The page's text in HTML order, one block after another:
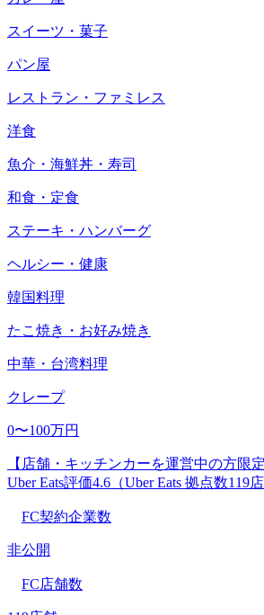
スイーツ・菓子
パン屋
レストラン・ファミレス
洋食
魚介・海鮮丼・寿司
和食・定食
ステーキ・ハンバーグ
ヘルシー・健康
韓国料理
たこ焼き・お好み焼き
中華・台湾料理
クレープ
0〜100万円
【店舗・キッチンカーを運営中の方
Uber Eats評価4.6（Uber Eats 拠点数119
FC契約企業数
非公開
FC店舗数